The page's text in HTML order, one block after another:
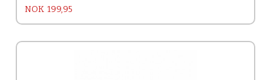
Pris
NOK 199,95